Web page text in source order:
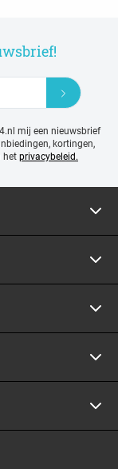
mij een nieuwsbrief
kortingen,
het privacybeleid.